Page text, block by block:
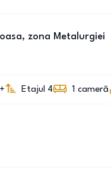
zona Metalurgiei
Etajul 4 1 cameră